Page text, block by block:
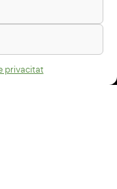
privacitat